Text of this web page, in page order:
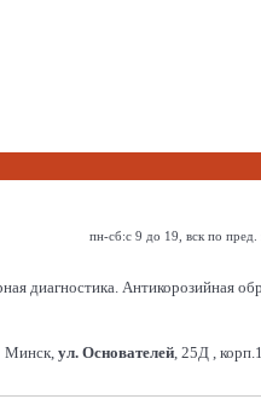
пн-сб:с 9 до 19, вск по
Антикорозийная
Минск, ул. Основателей, 25Д , корп.1